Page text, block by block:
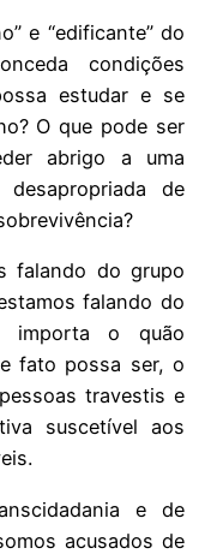
e “edificante” do
condições
estudar e se
O que pode ser
abrigo a uma
desapropriada de
falando do grupo
falando do
importa o quão
fato possa ser, o
travestis e
suscetível aos
e de
acusados de